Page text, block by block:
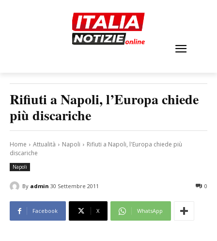
Rifiuti a Napoli, l’Europa chiede
più discariche
Home Attualità Napoli
Rifiuti a Napoli, l'Europa chiede più
discariche
Napoli
By admin 30 Settembre 2011 0
Facebook X WhatsApp